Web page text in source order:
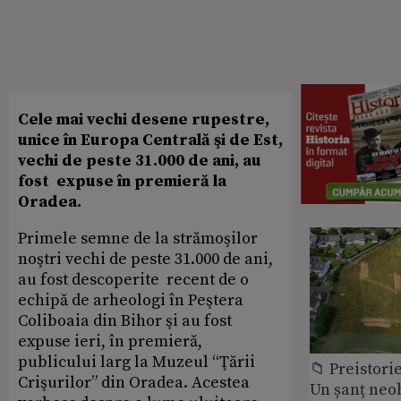
Cele mai vechi desene rupestre,
unice în Europa Centrală şi de Est,
vechi de peste 31.000 de ani, au
fost expuse în premieră la
Oradea.
Primele semne de la strămoşilor
noştri vechi de peste 31.000 de ani,
au fost descoperite recent de o
echipă de arheologi în Peştera
Coliboaia din Bihor şi au fost
expuse ieri, în premieră,
publicului larg la Muzeul “Ţării
Crişurilor” din Oradea. Acestea
📁
Un șanț